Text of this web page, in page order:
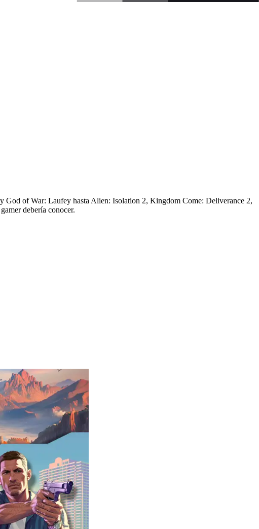
God of War: Laufey hasta Alien: Isolation 2, Kingdom Come: Deliverance 2,
debería conocer.